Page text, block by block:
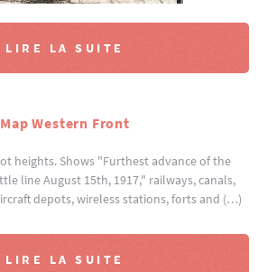
LIRE LA SUITE
Map Western Front
heights. Shows "Furthest advance of the
line August 15th, 1917," railways, canals,
depots, wireless stations, forts and (…)
LIRE LA SUITE